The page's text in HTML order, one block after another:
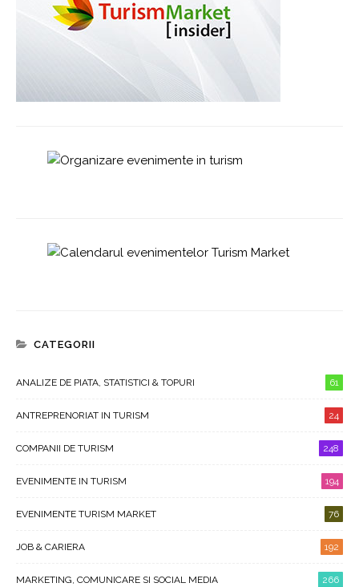
CATEGORII
ANALIZE DE PIATA, STATISTICI & TOPURI 61
ANTREPRENORIAT IN TURISM 24
COMPANII DE TURISM 248
EVENIMENTE IN TURISM 194
EVENIMENTE TURISM MARKET 76
JOB & CARIERA 192
MARKETING, COMUNICARE SI SOCIAL MEDIA 266